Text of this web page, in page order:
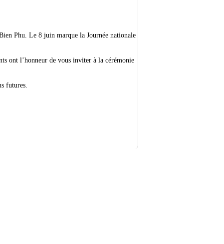
Phu. Le 8 juin marque la Journée nationale
ont l’honneur de vous inviter à la cérémonie
futures.